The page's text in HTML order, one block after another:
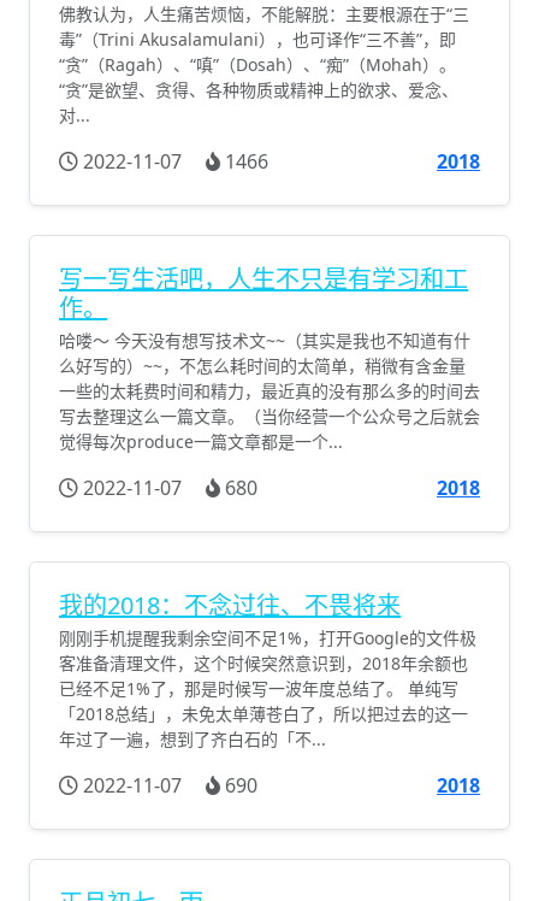
佛教认为，人生痛苦烦恼，不能解脱：主要根源在于“三
毒”（Trini Akusalamulani），也可译作“三不善”，即
“贪”（Ragah）、“嗔”（Dosah）、“痴”（Mohah）。
“贪”是欲望、贪得、各种物质或精神上的欲求、爱念、
对...
2022-11-07 1466 2018
写一写生活吧，人生不只是有学习和工
作。
哈喽～ 今天没有想写技术文~~（其实是我也不知道有什
么好写的）~~，不怎么耗时间的太简单，稍微有含金量
一些的太耗费时间和精力，最近真的没有那么多的时间去
写去整理这么一篇文章。（当你经营一个公众号之后就会
觉得每次produce一篇文章都是一个...
2022-11-07 680 2018
我的2018：不念过往、不畏将来
刚刚手机提醒我剩余空间不足1%，打开Google的文件极
客准备清理文件，这个时候突然意识到，2018年余额也
已经不足1%了，那是时候写一波年度总结了。 单纯写
「2018总结」，未免太单薄苍白了，所以把过去的这一
年过了一遍，想到了齐白石的「不...
2022-11-07 690 2018